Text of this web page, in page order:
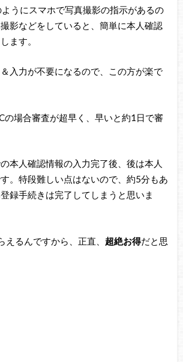
うにスマホで写真撮影の指示があるの
影などをしていると、簡単に本人確認
ます。
入力が不要になるので、この方が楽で
の場合審査が超早く、早いと約1日で審
本人確認情報の入力完了後、後は本人
。特段難しい点はないので、約5分もあ
録手続きは完了してしまうと思いま
えるんですから、正直、 超絶お得だと思